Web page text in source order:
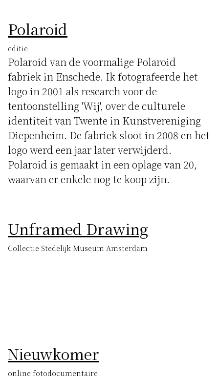
Polaroid
editie
Polaroid van de voormalige Polaroid
fabriek in Enschede. Ik fotografeerde het
logo in 2001 als research voor de
tentoonstelling 'Wij', over de culturele
identiteit van Twente in Kunstvereniging
Diepenheim. De fabriek sloot in 2008 en het
logo werd een jaar later verwijderd.
Polaroid is gemaakt in een oplage van 20,
waarvan er enkele nog te koop zijn.
Unframed Drawing
Collectie Stedelijk Museum Amsterdam
Nieuwkomer
online fotodocumentaire